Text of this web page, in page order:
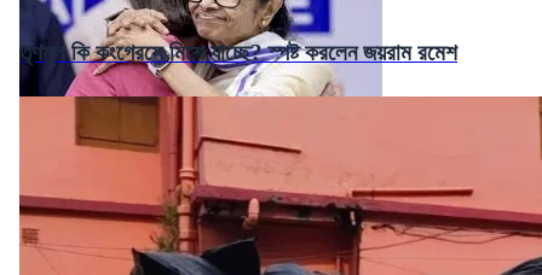
তৃণমূল কি কংগ্রেসে মিশে যাচ্ছে? স্পষ্ট করলেন জয়রাম রমেশ